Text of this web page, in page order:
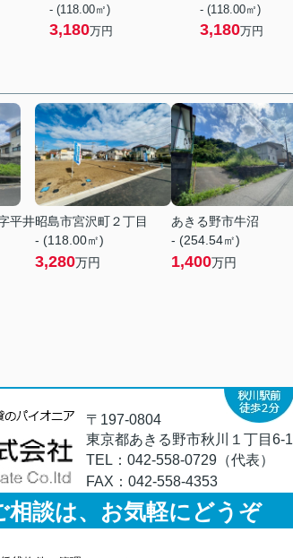
- (118.00㎡)
3,180万円
- (118.00㎡)
3,180万円
平井昭島市宮沢町２丁目
- (118.00㎡)
3,280万円
あきる野市牛沼
- (254.54㎡)
1,400万円
〒197-0804
東京都あきる野市秋川１丁目6-1
TEL： 042-558-0729（代表）
FAX： 042-558-4353
相談は、お気軽にどうぞ